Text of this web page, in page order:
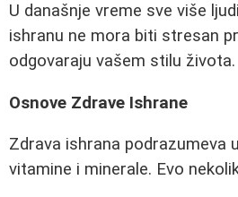
U današnje vreme sve više
ishranu ne mora biti stresan
odgovaraju vašem stilu života.
Osnove Zdrave Ishrane
Zdrava ishrana podrazumeva
vitamine i minerale. Evo